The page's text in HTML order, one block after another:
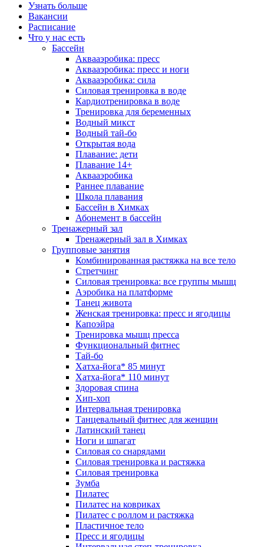
Узнать больше
Вакансии
Расписание
Что у нас есть
Бассейн
Аквааэробика: пресс
Аквааэробика: пресс и ноги
Аквааэробика: сила
Силовая тренировка в воде
Кардиотренировка в воде
Тренировка для беременных
Водный микст
Водный тай-бо
Открытая вода
Плавание: дети
Плавание 14+
Аквааэробика
Раннее плавание
Школа плавания
Бассейн в Химках
Абонемент в бассейн
Тренажерный зал
Тренажерный зал в Химках
Групповые занятия
Комбинированная растяжка на все тело
Стретчинг
Силовая тренировка: все группы мышц
Аэробика на платформе
Танец живота
Женская тренировка: пресс и ягодицы
Капоэйра
Тренировка мышц пресса
Функциональный фитнес
Тай-бо
Хатха-йога* 85 минут
Хатха-йога* 110 минут
Здоровая спина
Хип-хоп
Интервальная тренировка
Танцевальный фитнес для женщин
Латинский танец
Ноги и шпагат
Силовая со снарядами
Силовая тренировка и растяжка
Силовая тренировка
Зумба
Пилатес
Пилатес на ковриках
Пилатес с роллом и растяжка
Пластичное тело
Пресс и ягодицы